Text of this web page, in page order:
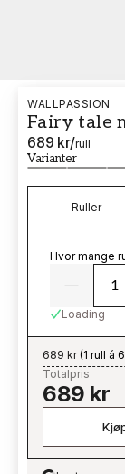
WALLPASSION
Fairy tale
689 kr/rull
Varianter
Ruller
Hvor mange
Loading
689 kr(1 rull á
Totalpris
689 kr